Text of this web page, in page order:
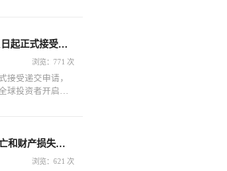
起正式接受申
浏览：771 次
接受递交申请，
球投资者开启了
和财产损失报
浏览：621 次